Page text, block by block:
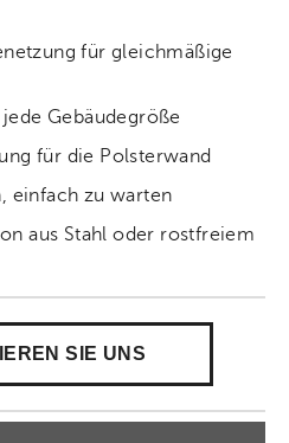
für gleichmäßige
Gebäudegröße
für die Polsterwand
einfach zu warten
aus Stahl oder rostfreiem
SIE UNS